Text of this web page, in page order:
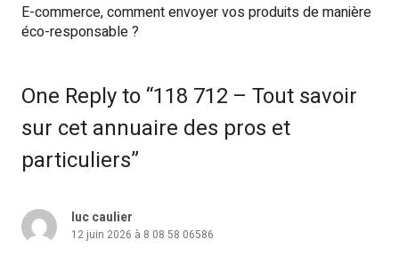
E-commerce, comment envoyer vos produits de manière
éco-responsable ?
One Reply to “118 712 – Tout savoir
sur cet annuaire des pros et
particuliers”
luc caulier
12 juin 2026 à 8 08 58 06586